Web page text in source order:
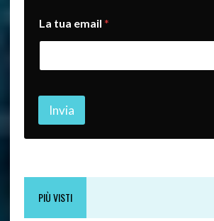
L
a
u
La tua email *
Invia
PIÙ VISTI